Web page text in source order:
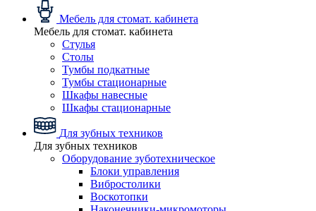
Мебель для стомат. кабинета
Мебель для стомат. кабинета
Стулья
Столы
Тумбы подкатные
Тумбы стационарные
Шкафы навесные
Шкафы стационарные
Для зубных техников
Для зубных техников
Оборудование зуботехническое
Блоки управления
Вибростолики
Воскотопки